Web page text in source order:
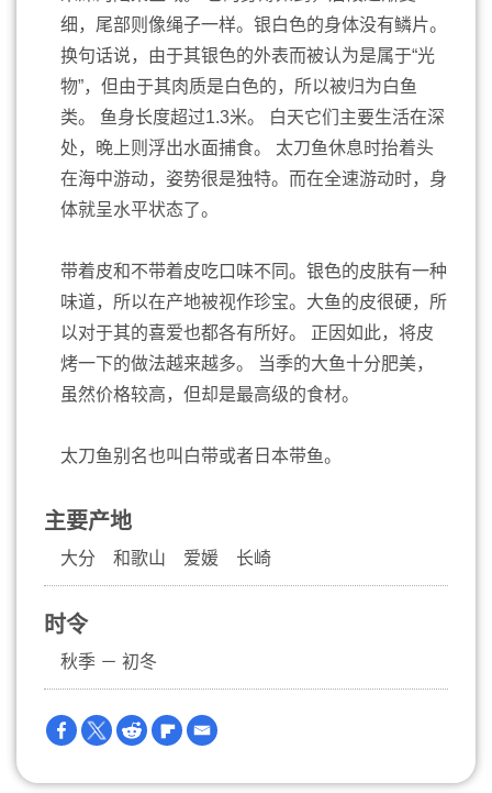
细，尾部则像绳子一样。银白色的身体没有鳞片。
换句话说，由于其银色的外表而被认为是属于“光
物”，但由于其肉质是白色的，所以被归为白鱼
类。 鱼身长度超过1.3米。 白天它们主要生活在深
处，晚上则浮出水面捕食。 太刀鱼休息时抬着头
在海中游动，姿势很是独特。而在全速游动时，身
体就呈水平状态了。
带着皮和不带着皮吃口味不同。银色的皮肤有一种
味道，所以在产地被视作珍宝。大鱼的皮很硬，所
以对于其的喜爱也都各有所好。 正因如此，将皮
烤一下的做法越来越多。 当季的大鱼十分肥美，
虽然价格较高，但却是最高级的食材。
太刀鱼别名也叫白带或者日本带鱼。
主要产地
大分 和歌山 爱媛 长崎
时令
秋季 － 初冬